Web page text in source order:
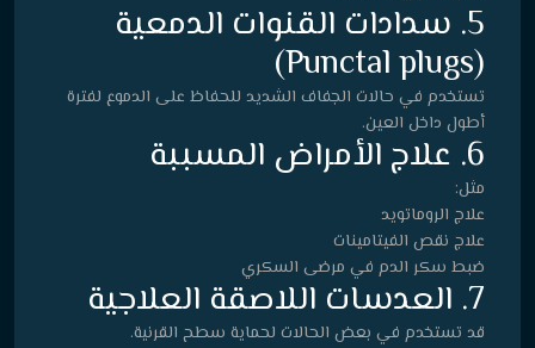
5. سدادات القنوات الدمعية
(Punctal plugs)
تستخدم في حالات الجفاف الشديد للحفاظ على الدموع لفترة
أطول داخل العين.
6. علاج الأمراض المسببة
مثل:
علاج الروماتويد
علاج نقص الفيتامينات
ضبط سكر الدم في مرضى السكري
7. العدسات اللاصقة العلاجية
قد تستخدم في بعض الحالات لحماية سطح القرنية.